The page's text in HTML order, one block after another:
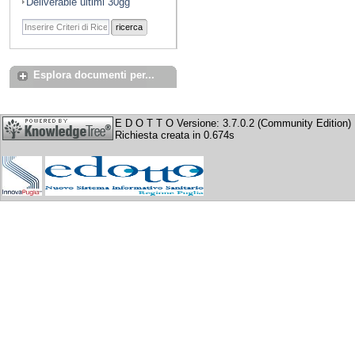
ricerca
Esplora documenti per...
E D O T T O Versione: 3.7.0.2 (Community Edition)
Richiesta creata in 0.674s